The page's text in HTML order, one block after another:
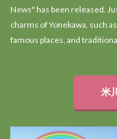
News" has been released.
charms of Yonekawa, such
famous places, and
米